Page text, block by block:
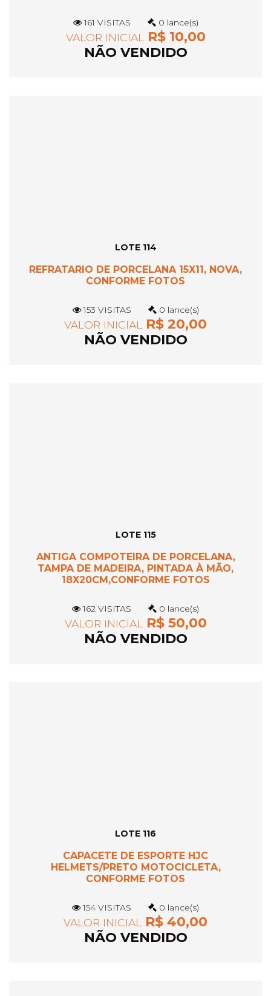
161 VISITAS 0 lance(s)
VALOR INICIAL R$ 10,00
NÃO VENDIDO
LOTE 114
REFRATARIO DE PORCELANA 15X11, NOVA,
CONFORME FOTOS
153 VISITAS 0 lance(s)
VALOR INICIAL
R$ 20,00
NÃO VENDIDO
LOTE 115
ANTIGA COMPOTEIRA DE PORCELANA,
TAMPA DE MADEIRA, PINTADA À MÃO,
18X20CM,CONFORME FOTOS
162 VISITAS 0 lance(s)
VALOR INICIAL R$ 50,00
NÃO VENDIDO
LOTE 116
CAPACETE DE ESPORTE HJC
HELMETS/PRETO MOTOCICLETA,
CONFORME FOTOS
154 VISITAS 0 lance(s)
VALOR INICIAL
R$ 40,00
NÃO VENDIDO